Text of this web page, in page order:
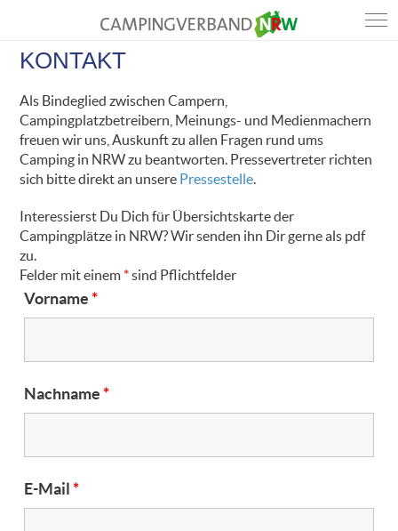
KONTAKT
Als Bindeglied zwischen Campern,
Campingplatzbetreibern, Meinungs- und Medienmachern
freuen wir uns, Auskunft zu allen Fragen rund ums
Camping in NRW zu beantworten. Pressevertreter richten
sich bitte direkt an unsere Pressestelle.
Interessierst Du Dich für Übersichtskarte der
Campingplätze in NRW? Wir senden ihn Dir gerne als pdf
zu.
Felder mit einem *sind Pflichtfelder
Vorname*
Nachname*
E-Mail*